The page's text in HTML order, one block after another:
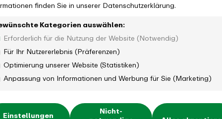
finden Sie in unserer Datenschutzerklärung.
Kategorien auswählen:
Erforderlich für die Nutzung der Website (Notwendig)
Für Ihr Nutzererlebnis (Präferenzen)
Optimierung unserer Website (Statistiken)
Anpassung von Informationen und Werbung für Sie (Marketing)
Einstellungen Nicht-